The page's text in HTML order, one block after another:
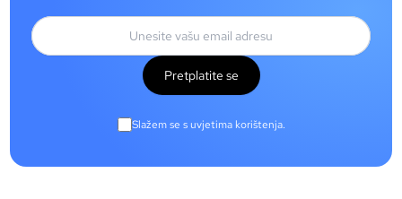
Pretplatite se
Slažem se s uvjetima korištenja.